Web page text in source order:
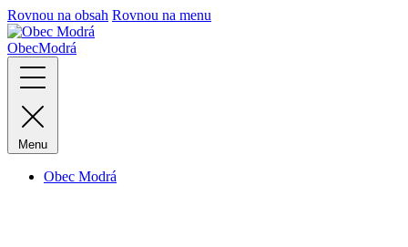
Rovnou na obsah Rovnou na menu
ObecModrá
Menu
Obec Modrá